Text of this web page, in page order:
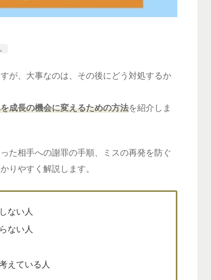
が、大事なのは、その後にどう対処するか
成長の機会に変えるための方法を紹介しま
た相手への謝罪の手順、ミスの再発を防ぐ
りやすく解説します。
ない人
ない人
えている人